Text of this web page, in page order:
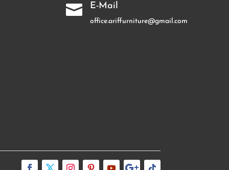
 E-Mail
office.ariffurniture@gmail.com